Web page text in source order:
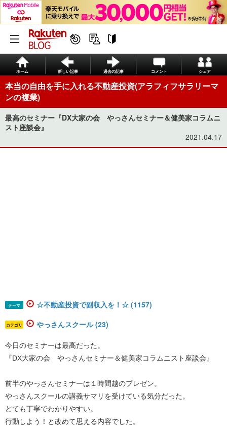
ホーム 新しい記事 過去の記事 コメント シェア
本当の自由を手に入れる不動産投資(アラフィフサラリーマ
ンの複業)
最高のセミナー『DX大家の会 やっさんセミナー＆健美家コラムニ
スト座談会』
2021.04.17
テーマ ☆不動産投資で副収入を！☆ (1157)
カテゴリ やっさんスクール (23)
今日のセミナーは最高だった。
『DX大家の会 やっさんセミナー＆健美家コラムニスト座談会』
前半のやっさんセミナーは１時間越のプレゼン。
やっさんスクールの講義サマリを受けている気分だった。
とても丁寧でわかりやすい。
行動しよう！と改めて思える内容でした。